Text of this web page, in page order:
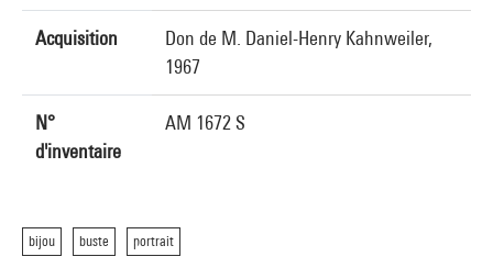
Acquisition
Don de M. Daniel-Henry Kahnweiler,
1967
N°
d'inventaire
AM 1672 S
bijou buste portrait